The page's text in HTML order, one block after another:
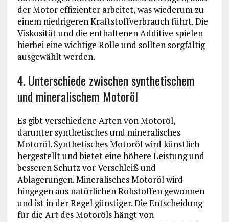
der Motor effizienter arbeitet, was wiederum zu
einem niedrigeren Kraftstoffverbrauch führt. Die
Viskosität und die enthaltenen Additive spielen
hierbei eine wichtige Rolle und sollten sorgfältig
ausgewählt werden.
4. Unterschiede zwischen synthetischem
und mineralischem Motoröl
Es gibt verschiedene Arten von Motoröl,
darunter synthetisches und mineralisches
Motoröl. Synthetisches Motoröl wird künstlich
hergestellt und bietet eine höhere Leistung und
besseren Schutz vor Verschleiß und
Ablagerungen. Mineralisches Motoröl wird
hingegen aus natürlichen Rohstoffen gewonnen
und ist in der Regel günstiger. Die Entscheidung
für die Art des Motoröls hängt von